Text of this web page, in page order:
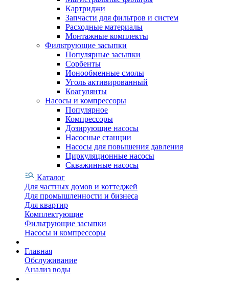
Картриджи
Запчасти для фильтров и систем
Расходные материалы
Монтажные комплекты
Фильтрующие засыпки
Популярные засыпки
Сорбенты
Ионообменные смолы
Уголь активированный
Коагулянты
Насосы и компрессоры
Популярное
Компрессоры
Дозирующие насосы
Насосные станции
Насосы для повышения давления
Циркуляционные насосы
Скважинные насосы
Каталог
Для частных домов и коттеджей
Для промышленности и бизнеса
Для квартир
Комплектующие
Фильтрующие засыпки
Насосы и компрессоры
Главная
Обслуживание
Анализ воды